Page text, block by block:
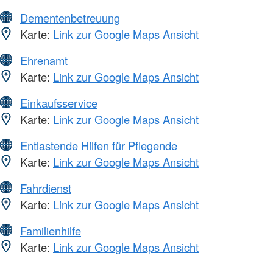
Dementenbetreuung
Karte: Link zur Google Maps Ansicht
Ehrenamt
Karte: Link zur Google Maps Ansicht
Einkaufsservice
Karte: Link zur Google Maps Ansicht
Entlastende Hilfen für Pflegende
Karte: Link zur Google Maps Ansicht
Fahrdienst
Karte: Link zur Google Maps Ansicht
Familienhilfe
Karte: Link zur Google Maps Ansicht